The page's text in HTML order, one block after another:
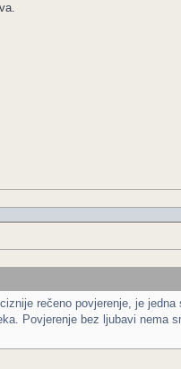
rečeno povjerenje, je
Povjerenje bez ljubavi nema